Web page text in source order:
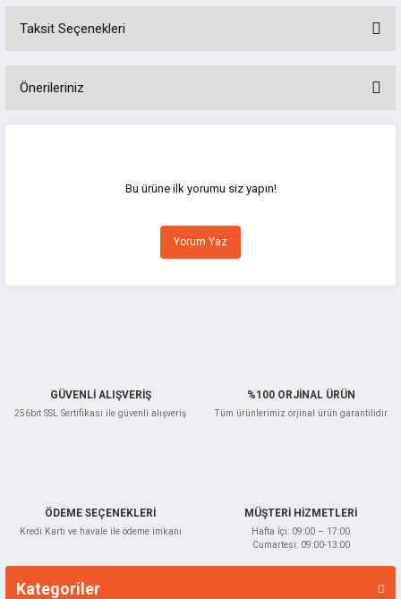
Taksit Seçenekleri
Önerileriniz
Görüş ve önerileriniz için teşekkür ederiz.
Ürün resmi kalitesiz, bozuk veya görüntülenemiyor.
Ürün açıklamasında eksik bilgiler bulunuyor.
Bu ürüne ilk yorumu siz yapın!
Yorum Yaz
GÜVENLİ ALIŞVERİŞ
256bit SSL Sertifikası ile güvenli alışveriş
%100 ORJİNAL ÜRÜN
Tüm ürünlerimiz orjinal ürün garantilidir
ÖDEME SEÇENEKLERİ
Kredi Kartı ve havale ile ödeme imkanı
MÜŞTERİ HİZMETLERİ
Hafta İçi: 09:00 – 17:00
Cumartesi: 09:00-13:00
Kategoriler
Markalar